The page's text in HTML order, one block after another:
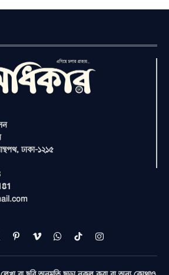
ঢাকা-১২১৫
PinterestVimeoWhatsAppTikTokInstagram